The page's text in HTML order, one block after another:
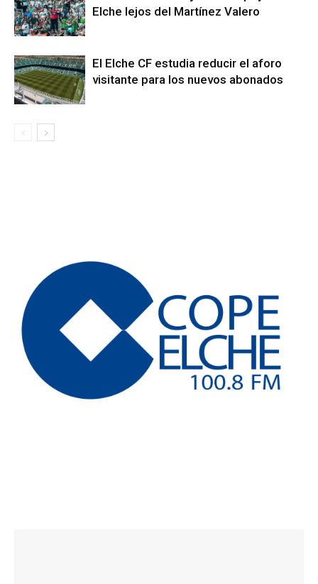
Elche lejos del Martínez Valero
El Elche CF estudia reducir el aforo
visitante para los nuevos abonados